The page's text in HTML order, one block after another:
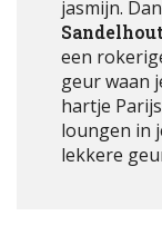
jasmijn.
een
geur waan
hartje
loungen in
lekkere